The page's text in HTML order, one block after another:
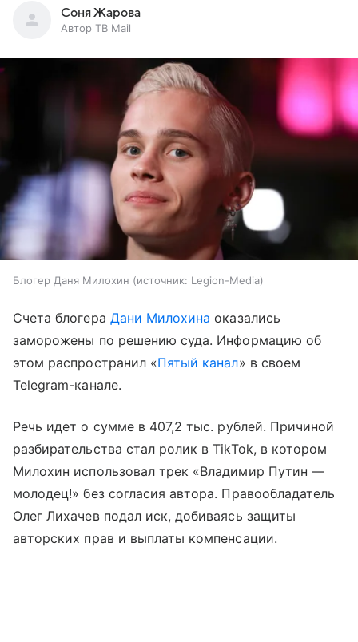
Соня Жарова
Автор ТВ Mail
Блогер Даня Милохин источник: Legion-Media
Счета блогера Дани Милохина оказались
заморожены по решению суда. Информацию об
этом распространил «Пятый канал» в своем
Telegram-канале.
Речь идет о сумме в 407,2 тыс. рублей. Причиной
разбирательства стал ролик в TikTok, в котором
Милохин использовал трек «Владимир Путин —
молодец!» без согласия автора. Правообладатель
Олег Лихачев подал иск, добиваясь защиты
авторских прав и выплаты компенсации.